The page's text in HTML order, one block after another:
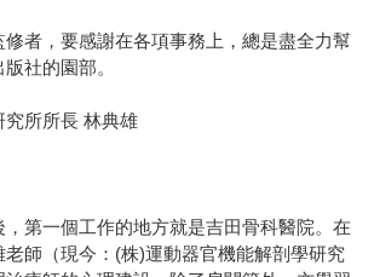
者，要感謝在各項事務上，總是盡全力幫
社的園部。
所所長 林典雄
第一個工作的地方就是吉田骨科醫院。在
師（現今：(株)運動器官機能解剖學研究